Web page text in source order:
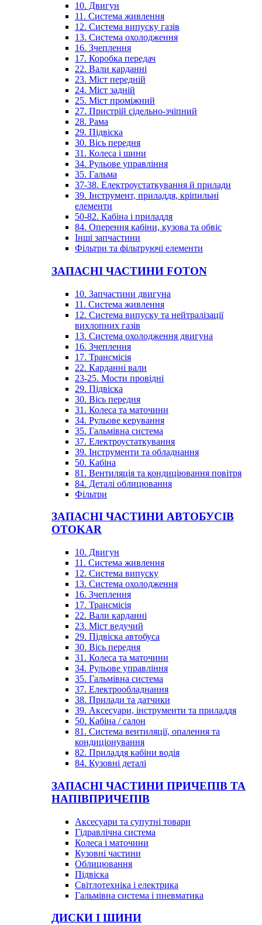
10. Двигун
11. Система живлення
12. Система випуску газів
13. Система охолодження
16. Зчеплення
17. Коробка передач
22. Вали карданні
23. Міст передній
24. Міст задній
25. Міст проміжний
27. Пристрій сідельно-зчіпний
28. Рама
29. Підвіска
30. Вісь передня
31. Колеса і шини
34. Рульове управління
35. Гальма
37-38. Електроустаткування й прилади
39. Інструмент, приладдя, кріпильні
елементи
50-82. Кабіна і приладдя
84. Оперення кабіни, кузова та обвіс
Інші запчастини
Фільтри та фільтруючі елементи
ЗАПАСНІ ЧАСТИНИ FOTON
10. Запчастини двигуна
11. Система живлення
12. Система випуску та нейтралізації
вихлопних газів
13. Система охолодження двигуна
16. Зчеплення
17. Трансмісія
22. Карданні вали
23-25. Мости провідні
29. Підвіска
30. Вісь передня
31. Колеса та маточини
34. Рульове керування
35. Гальмівна система
37. Електроустаткування
39. Інструменти та обладнання
50. Кабіна
81. Вентиляція та кондиціювання повітря
84. Деталі облицювання
Фільтри
ЗАПАСНІ ЧАСТИНИ АВТОБУСІВ
OTOKAR
10. Двигун
11. Система живлення
12. Система випуску
13. Система охолодження
16. Зчеплення
17. Трансмісія
22. Вали карданні
23. Міст ведучий
29. Підвіска автобуса
30. Вісь передня
31. Колеса та маточини
34. Рульове управління
35. Гальмівна система
37. Електрообладнання
38. Прилади та датчики
39. Аксесуари, інструменти та приладдя
50. Кабіна / салон
81. Система вентиляції, опалення та
кондиціонування
82. Приладдя кабіни водія
84. Кузовні деталі
ЗАПАСНІ ЧАСТИНИ ПРИЧЕПІВ ТА
НАПІВПРИЧЕПІВ
Аксесуари та супутні товари
Гідравлічна система
Колеса і маточини
Кузовні частини
Облицювання
Підвіска
Світлотехніка і електрика
Гальмівна система і пневматика
ДИСКИ І ШИНИ